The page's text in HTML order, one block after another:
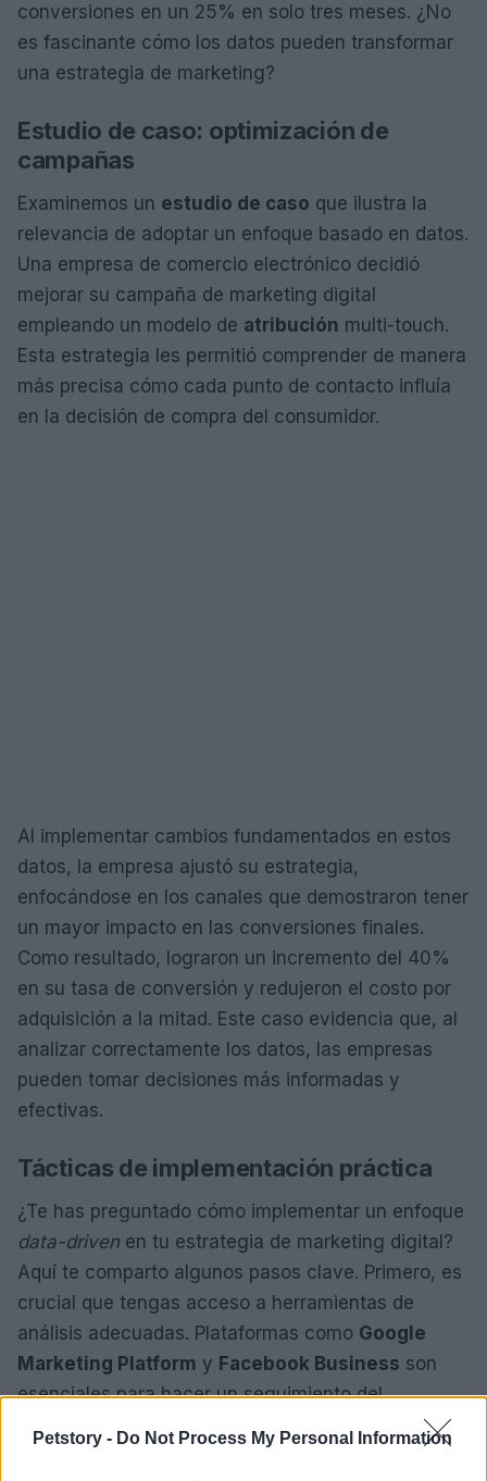
Petstory - Do Not Process My Personal Information
conversiones en un 25% en solo tres meses. ¿No
es fascinante cómo los datos pueden transformar
una estrategia de marketing?
Estudio de caso: optimización de
campañas
Examinemos un estudio de caso que ilustra la
relevancia de adoptar un enfoque basado en datos.
Una empresa de comercio electrónico decidió
mejorar su campaña de marketing digital
empleando un modelo de atribución multi-touch.
Esta estrategia les permitió comprender de manera
más precisa cómo cada punto de contacto influía
en la decisión de compra del consumidor.
Al implementar cambios fundamentados en estos
datos, la empresa ajustó su estrategia,
enfocándose en los canales que demostraron tener
un mayor impacto en las conversiones finales.
Como resultado, lograron un incremento del 40%
en su tasa de conversión y redujeron el costo por
adquisición a la mitad. Este caso evidencia que, al
analizar correctamente los datos, las empresas
pueden tomar decisiones más informadas y
efectivas.
Tácticas de implementación práctica
¿Te has preguntado cómo implementar un enfoque
data-driven en tu estrategia de marketing digital?
Aquí te comparto algunos pasos clave. Primero, es
crucial que tengas acceso a herramientas de
análisis adecuadas. Plataformas como Google
Marketing Platform y Facebook Business son
esenciales para hacer un seguimiento del